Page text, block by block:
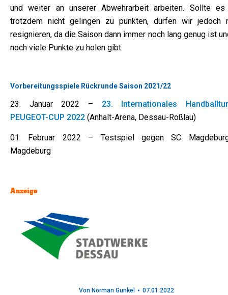
und weiter an unserer Abwehrarbeit arbeiten. Sollte es
trotzdem nicht gelingen zu punkten, dürfen wir jedoch
resignieren, da die Saison dann immer noch lang genug ist
noch viele Punkte zu holen gibt.
Vorbereitungsspiele Rückrunde Saison 2021/22
23. Januar 2022 – 23. Internationales
PEUGEOT-CUP 2022 (Anhalt-Arena, Dessau-Roßlau)
01. Februar 2022 – Testspiel gegen SC
Magdeburg
Anzeige
Von Norman Gunkel 07.01.2022